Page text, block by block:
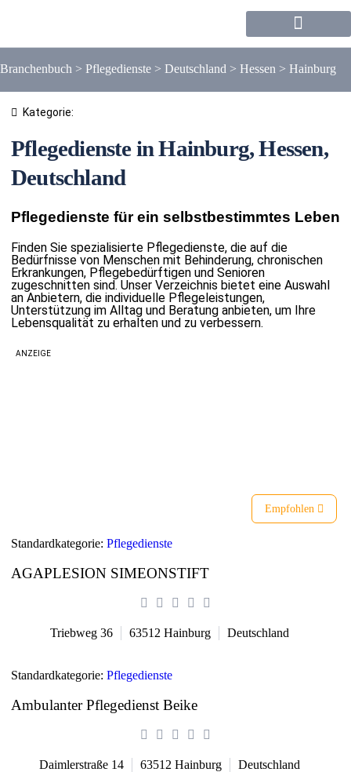
Branchenbuch > Pflegedienste > Deutschland > Hessen > Hainburg
Kategorie:
Pflegedienste in Hainburg, Hessen,
Deutschland
Pflegedienste für ein selbstbestimmtes Leben
Finden Sie spezialisierte Pflegedienste, die auf die
Bedürfnisse von Menschen mit Behinderung, chronischen
Erkrankungen, Pflegebedürftigen und Senioren
zugeschnitten sind. Unser Verzeichnis bietet eine Auswahl
an Anbietern, die individuelle Pflegeleistungen,
Unterstützung im Alltag und Beratung anbieten, um Ihre
Lebensqualität zu erhalten und zu verbessern.
ANZEIGE
Empfohlen
Standardkategorie: Pflegedienste
AGAPLESION SIMEONSTIFT
Triebweg 36 63512 Hainburg Deutschland
Standardkategorie: Pflegedienste
Ambulanter Pflegedienst Beike
Daimlerstraße 14 63512 Hainburg Deutschland